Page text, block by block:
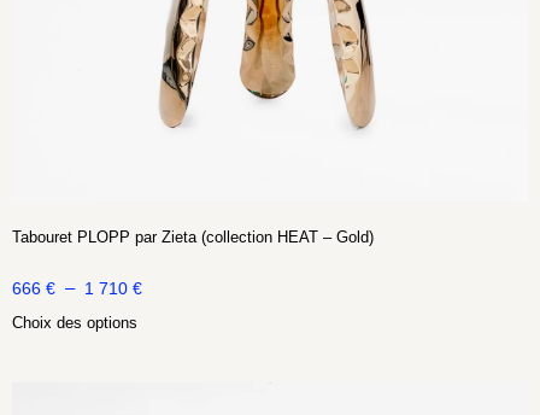
Tabouret PLOPP par Zieta (collection HEAT – Gold)
666 € – 1 710 €
Choix des options